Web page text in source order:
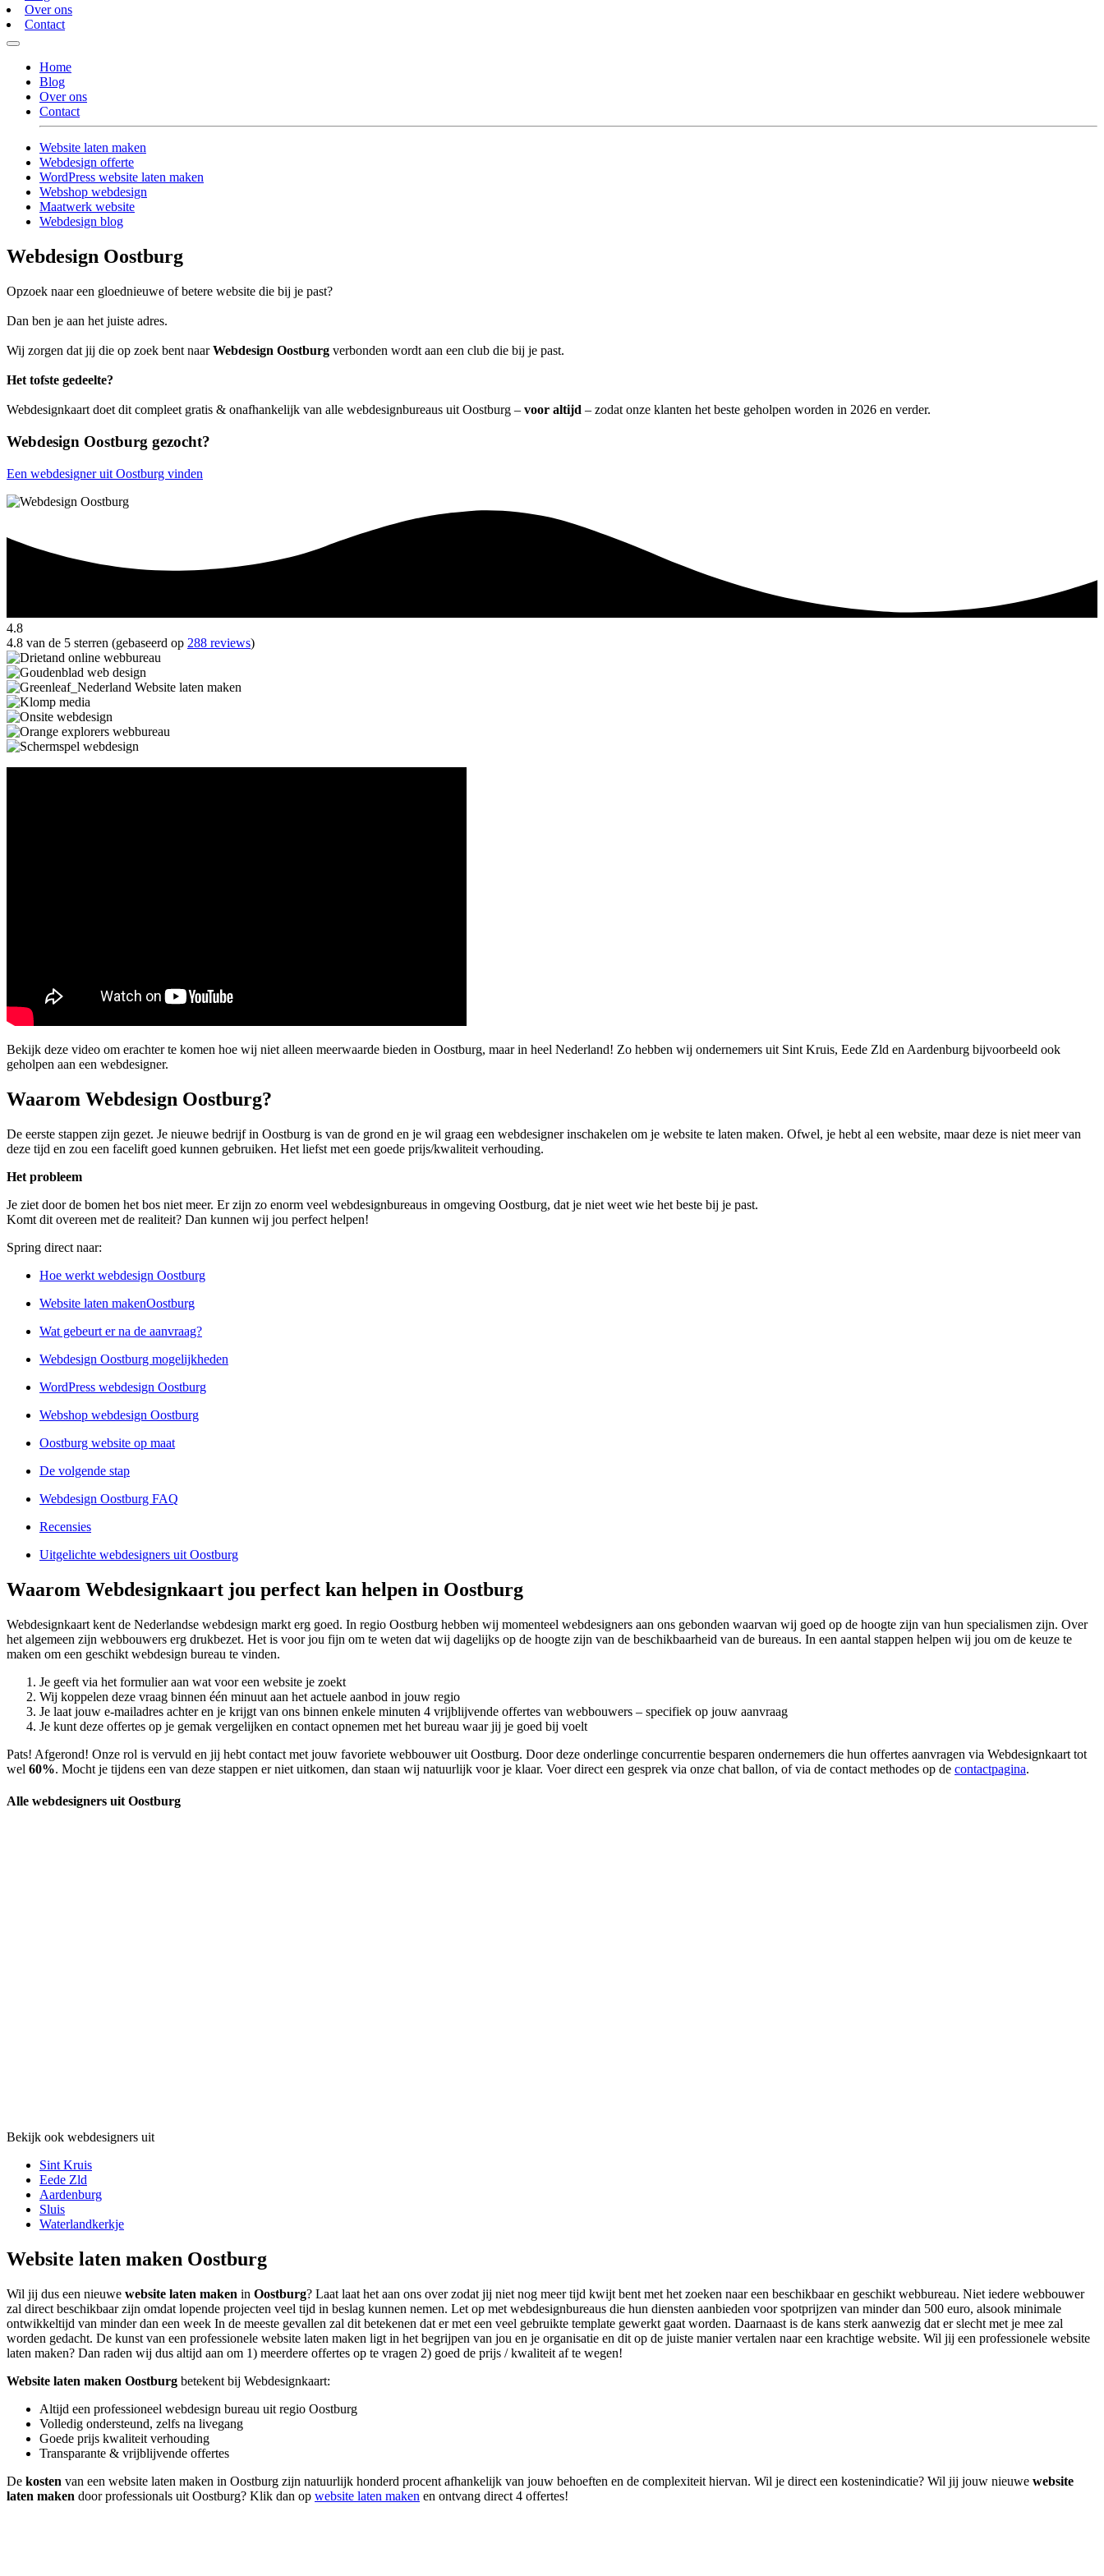
Over ons
Contact
Home
Blog
Over ons
Contact
Website laten maken
Webdesign offerte
WordPress website laten maken
Webshop webdesign
Maatwerk website
Webdesign blog
Webdesign Oostburg
Opzoek naar een gloednieuwe of betere website die bij je past?
Dan ben je aan het juiste adres.
Wij zorgen dat jij die op zoek bent naarWebdesign Oostburg verbonden wordt aan een club die bij je past.
Het tofste gedeelte?
Webdesignkaart doet dit compleet gratis & onafhankelijk van alle webdesignbureaus uit Oostburg – voor altijd – zodat onze klanten het beste geholpen worden in 2026 en verder.
Webdesign Oostburg gezocht?
Een webdesigner uit Oostburg vinden
4.8
4.8 van de 5 sterren (gebaseerd op 288 reviews)
Bekijk deze video om erachter te komen hoe wij niet alleen meerwaarde bieden in Oostburg, maar in heel Nederland! Zo hebben wij ondernemers uit Sint Kruis, Eede Zld en Aardenburg bijvoorbeeld ook
geholpen aan een webdesigner.
Waarom Webdesign Oostburg?
De eerste stappen zijn gezet. Je nieuwe bedrijf in Oostburg is van de grond en je wil graag een webdesigner inschakelen om je website te laten maken. Ofwel, je hebt al een website, maar deze is niet meer van
deze tijd en zou een facelift goed kunnen gebruiken. Het liefst met een goede prijs/kwaliteit verhouding.
Het probleem
Je ziet door de bomen het bos niet meer. Er zijn zo enorm veel webdesignbureaus in omgeving Oostburg, dat je niet weet wie het beste bij je past.
Komt dit overeen met de realiteit? Dan kunnen wij jou perfect helpen!
Spring direct naar:
Hoe werkt webdesign Oostburg
Website laten makenOostburg
Wat gebeurt er na de aanvraag?
Webdesign Oostburg mogelijkheden
WordPress webdesign Oostburg
Webshop webdesign Oostburg
Oostburg website op maat
De volgende stap
Webdesign Oostburg FAQ
Recensies
Uitgelichte webdesigners uit Oostburg
Waarom Webdesignkaart jou perfect kan helpen in Oostburg
Webdesignkaart kent de Nederlandse webdesign markt erg goed. In regio Oostburg hebben wij momenteel webdesigners aan ons gebonden waarvan wij goed op de hoogte zijn van hun specialismen zijn. Over
het algemeen zijn webbouwers erg drukbezet. Het is voor jou fijn om te weten dat wij dagelijks op de hoogte zijn van de beschikbaarheid van de bureaus. In een aantal stappen helpen wij jou om de keuze te
maken om een geschikt webdesign bureau te vinden.
Je geeft via het formulier aan wat voor een website je zoekt
Wij koppelen deze vraag binnen één minuut aan het actuele aanbod in jouw regio
Je laat jouw e-mailadres achter en je krijgt van ons binnen enkele minuten 4 vrijblijvende offertes van webbouwers – specifiek op jouw aanvraag
Je kunt deze offertes op je gemak vergelijken en contact opnemen met het bureau waar jij je goed bij voelt
Pats! Afgerond! Onze rol is vervuld en jij hebt contact met jouw favoriete webbouwer uit Oostburg. Door deze onderlinge concurrentie besparen ondernemers die hun offertes aanvragen via Webdesignkaart tot
wel 60%. Mocht je tijdens een van deze stappen er niet uitkomen, dan staan wij natuurlijk voor je klaar. Voer direct een gesprek via onze chat ballon, of via de contact methodes op de contactpagina.
Alle webdesigners uit Oostburg
Bekijk ook webdesigners uit
Sint Kruis
Eede Zld
Aardenburg
Sluis
Waterlandkerkje
Website laten maken Oostburg
Wil jij dus een nieuwe website laten maken in Oostburg? Laat laat het aan ons over zodat jij niet nog meer tijd kwijt bent met het zoeken naar een beschikbaar en geschikt webbureau. Niet iedere webbouwer
zal direct beschikbaar zijn omdat lopende projecten veel tijd in beslag kunnen nemen. Let op met webdesignbureaus die hun diensten aanbieden voor spotprijzen van minder dan 500 euro, alsook minimale
ontwikkeltijd van minder dan een week In de meeste gevallen zal dit betekenen dat er met een veel gebruikte template gewerkt gaat worden. Daarnaast is de kans sterk aanwezig dat er slecht met je mee zal
worden gedacht. De kunst van een professionele website laten maken ligt in het begrijpen van jou en je organisatie en dit op de juiste manier vertalen naar een krachtige website. Wil jij een professionele website
laten maken? Dan raden wij dus altijd aan om 1) meerdere offertes op te vragen 2) goed de prijs / kwaliteit af te wegen!
Website laten maken Oostburg betekent bij Webdesignkaart:
Altijd een professioneel webdesign bureau uit regio Oostburg
Volledig ondersteund, zelfs na livegang
Goede prijs kwaliteit verhouding
Transparante & vrijblijvende offertes
De kosten van een website laten maken in Oostburg zijn natuurlijk honderd procent afhankelijk van jouw behoeften en de complexiteit hiervan. Wil je direct een kostenindicatie? Wil jij jouw nieuwe website
laten maken door professionals uit Oostburg? Klik dan op website laten maken en ontvang direct 4 offertes!